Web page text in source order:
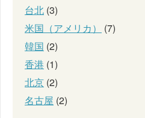
台北 (3)
米国（アメリカ）
(7)
韓国 (2)
香港 (1)
北京 (2)
名古屋 (2)